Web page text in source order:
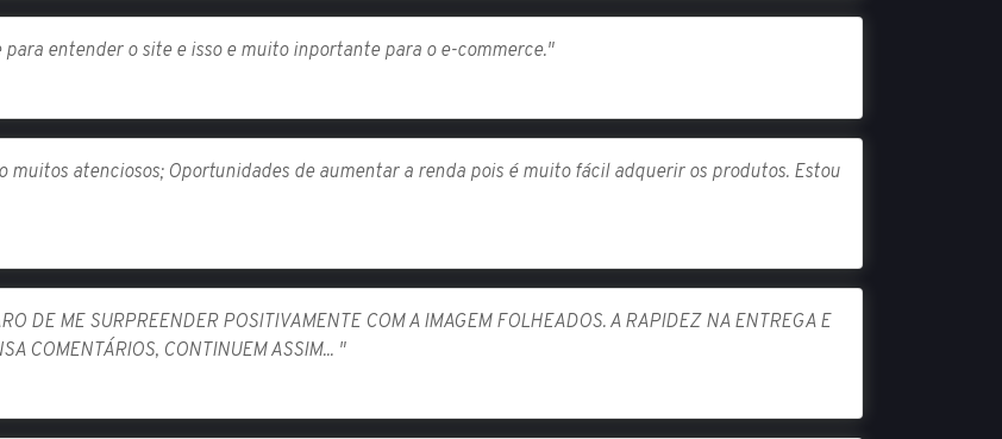
entender o site e isso e muito inportante para o e-commerce."
muitos atenciosos; Oportunidades de aumentar a renda pois é muito fácil adquerir os produtos. Estou
DE ME SURPREENDER POSITIVAMENTE COM A IMAGEM FOLHEADOS. A RAPIDEZ NA ENTREGA E
COMENTÁRIOS, CONTINUEM ASSIM... "